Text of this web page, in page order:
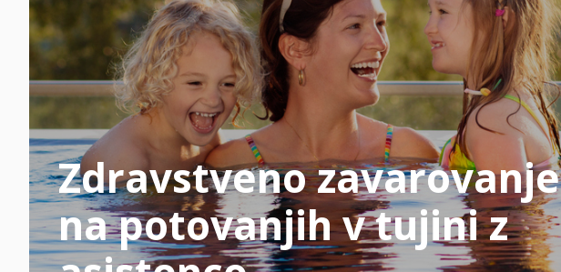
Zdravstveno zavarovanje
na potovanjih v tujini z